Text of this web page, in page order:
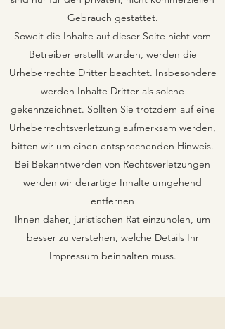
Gebrauch gestattet.
Soweit die Inhalte auf dieser Seite nicht vom
Betreiber erstellt wurden, werden die
Urheberrechte Dritter beachtet. Insbesondere
werden Inhalte Dritter als solche
gekennzeichnet. Sollten Sie trotzdem auf eine
Urheberrechtsverletzung aufmerksam werden,
bitten wir um einen entsprechenden Hinweis.
Bei Bekanntwerden von Rechtsverletzungen
werden wir derartige Inhalte umgehend
entfernen
Ihnen daher, juristischen Rat einzuholen, um
besser zu verstehen, welche Details Ihr
Impressum beinhalten muss.